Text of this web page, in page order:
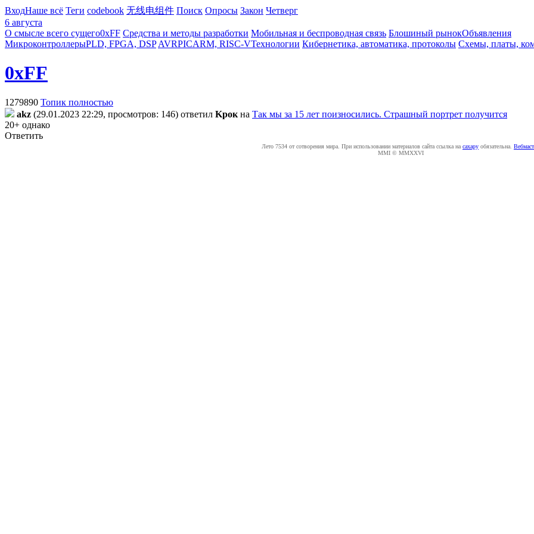
ВходНаше всё Теги codebook 无线电组件 Поиск Опросы Закон Четверг
6 августа
О смысле всего сущего0xFF Средства и методы разработки Мобильная и беспроводная связь Блошиный рынокОбъявления
МикроконтроллерыPLD, FPGA, DSP AVRPICARM, RISC-VТехнологии Кибернетика, автоматика, протоколы Схемы, платы,
0xFF
1279890 Топик полностью
akz (29.01.2023 22:29, просмотров: 146) ответил Kpoк на Так мы за 15 лет поизносились. Страшный портрет получится
20+ однако
Ответить
Лето 7534 от сотворения мира. При использовании материалов сайта ссылка на caxapу обязательна.
MMI © MMXXVI